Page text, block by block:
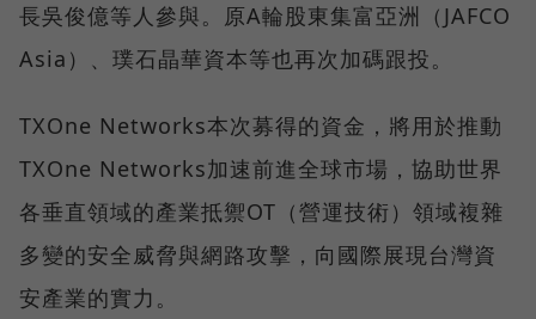
⻑吳俊億等人參與。原A輪股東集富亞洲（JAFCO
Asia）、璞⽯晶華資本等也再次加碼跟投。
TXOne Networks本次募得的資金，將用於推動
TXOne Networks加速前進全球市場，協助世界
各垂直領域的產業抵禦OT（營運技術）領域複雜
多變的安全威脅與網路攻擊，向國際展現台灣資
安產業的實力。